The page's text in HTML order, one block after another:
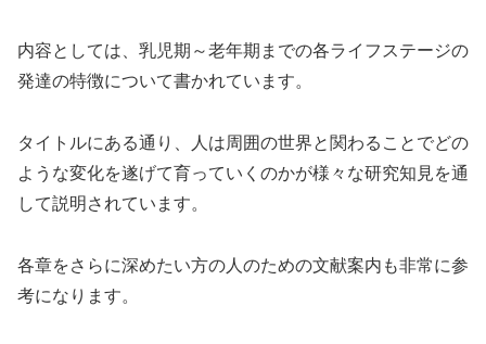
内容としては、乳児期～老年期までの各ライフステージの
発達の特徴について書かれています。
タイトルにある通り、人は周囲の世界と関わることでどの
ような変化を遂げて育っていくのかが様々な研究知見を通
して説明されています。
各章をさらに深めたい方の人のための文献案内も非常に参
考になります。